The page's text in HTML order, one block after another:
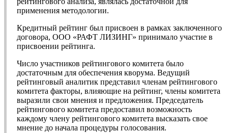
применения методологии.
Кредитный рейтинг был присвоен в рамках заключенного
договора, ООО «РАФТ ЛИЗИНГ» принимало участие в
присвоении рейтинга.
Число участников рейтингового комитета было
достаточным для обеспечения кворума. Ведущий
рейтинговый аналитик представил членам рейтингового
комитета факторы, влияющие на рейтинг, члены комитета
выразили свои мнения и предложения. Председатель
рейтингового комитета предоставил возможность
каждому члену рейтингового комитета высказать свое
мнение до начала процедуры голосования.